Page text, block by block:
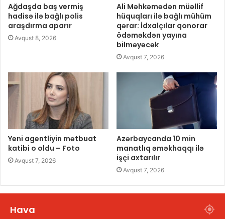
Ağdaşda baş vermiş
hadisə ilə bağlı polis
araşdırma aparır
Avqust 8, 2026
Ali Məhkəmədən müəllif
hüquqları ilə bağlı mühüm
qərar: İdxalçılar qonorar
ödəməkdən yayına
bilməyəcək
Avqust 7, 2026
Yeni agentliyin mətbuat
katibi o oldu – Foto
Avqust 7, 2026
Azərbaycanda 10 min
manatlıq əməkhaqqı ilə
işçi axtarılır
Avqust 7, 2026
Hava